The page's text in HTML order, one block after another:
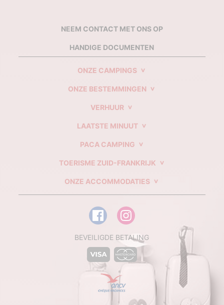
NEEM CONTACT MET ONS OP
HANDIGE DOCUMENTEN
ONZE CAMPINGS
ONZE BESTEMMINGEN
VERHUUR
LAATSTE MINUUT
PACA CAMPING
TOERISME ZUID-FRANKRIJK
ONZE ACCOMMODATIES
BEVEILIGDE BETALING